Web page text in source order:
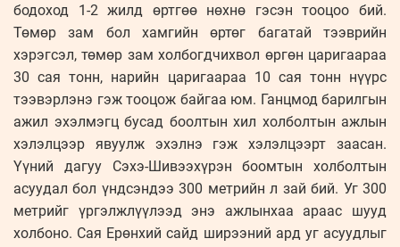
бодоход 1-2 жилд өртгөө нөхнө гэсэн тооцоо бий.
Төмөр зам бол хамгийн өртөг багатай тээврийн
хэрэгсэл, төмөр зам холбогдчихвол өргөн царигаараа
30 сая тонн, нарийн царигаараа 10 сая тонн нүүрс
тээвэрлэнэ гэж тооцож байгаа юм. Ганцмод барилгын
ажил эхэлмэгц бусад боолтын хил холболтын ажлын
хэлэлцээр явуулж эхэлнэ гэж хэлэлцээрт заасан.
Үүний дагуу Сэхэ-Шивээхүрэн боомтын холболтын
асуудал бол үндсэндээ 300 метрийн л зай бий. Уг 300
метрийг үргэлжлүүлээд энэ ажлынхаа араас шууд
холбоно. Сая Ерөнхий сайд ширээний ард уг асуудлыг